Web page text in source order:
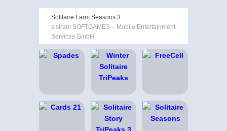
Solitaire Farm Seasons 3
s strani SOFTGAMES – Mobile Entertainment
Services GmbH